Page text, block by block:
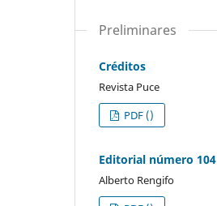
Preliminares
Créditos
Revista Puce
PDF ()
Editorial número 104
Alberto Rengifo